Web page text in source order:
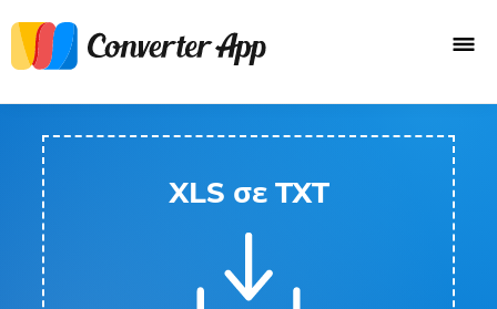
XLS σε TXT